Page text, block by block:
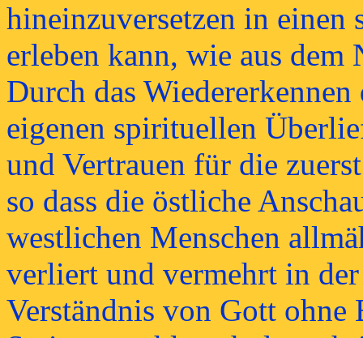
hineinzuversetzen in einen
erleben kann, wie aus
Durch das
eigenen spirituellen
und Vertrauen für die
so dass die östliche
westlichen Menschen
verliert und vermehrt in
Verständnis von Gott